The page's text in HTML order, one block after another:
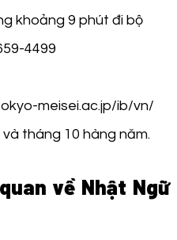
khoảng 9 phút đi bộ
4499
meisei.ac.jp/ib/vn/
tháng 10 hàng năm.
về Nhật Ngữ